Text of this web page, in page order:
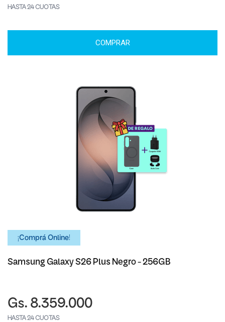
HASTA 24 CUOTAS
COMPRAR
¡Comprá Online!
Samsung Galaxy S26 Plus Negro - 256GB
Gs. 8.359.000
HASTA 24 CUOTAS